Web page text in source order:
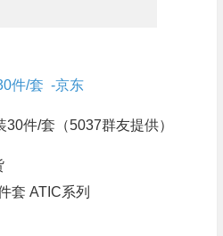
件/套 -京东
件/套（5037群友提供）
套 ATIC系列